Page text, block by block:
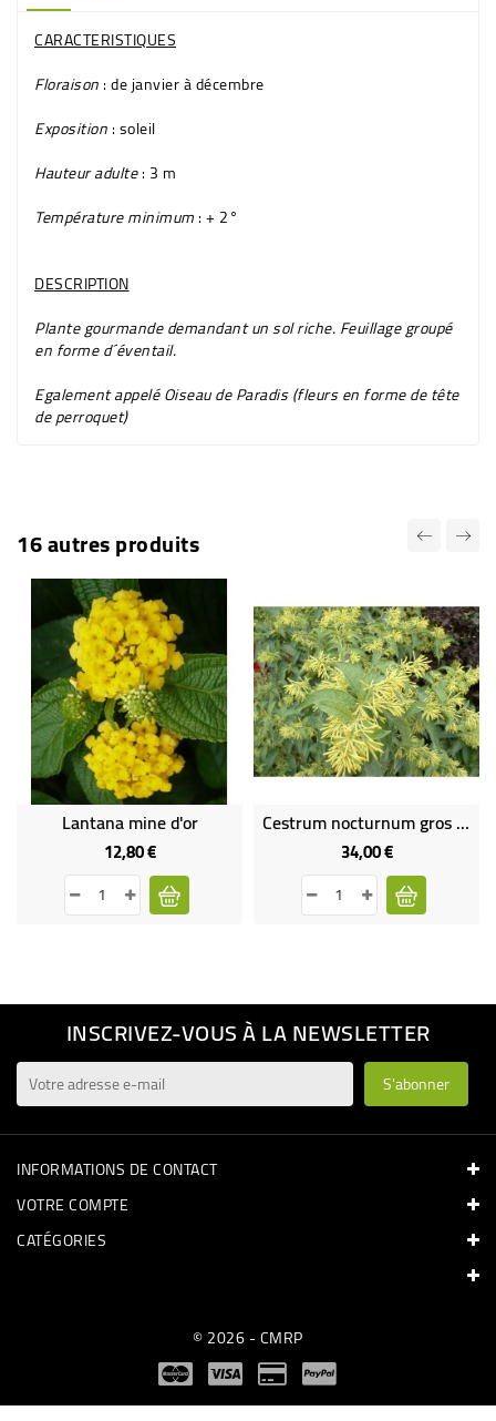
CARACTERISTIQUES
Floraison: de janvier à décembre
Exposition: soleil
Hauteur adulte: 3 m
Température minimum: + 2°
DESCRIPTION
Plante gourmande demandant un sol riche. Feuillage groupé
en forme d´éventail.
Egalement appeléOiseau de Paradis(fleurs en forme de tête
de perroquet)
16 autres produits
Lantana mine d'or
12,80 €Prix
Cestrum nocturnum gros sujet
34,00 €Prix
INSCRIVEZ-VOUS À LA NEWSLETTER
INFORMATIONS DE CONTACT
VOTRE COMPTE
CATÉGORIES
© 2026 - CMRP